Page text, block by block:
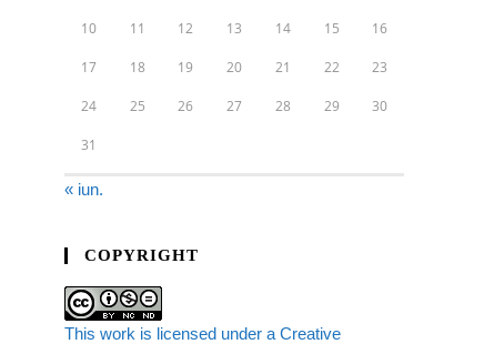
10 11 12 13 14 15 16
17 18 19 20 21 22 23
24 25 26 27 28 29 30
31
« iun.
COPYRIGHT
This work is licensed under a Creative